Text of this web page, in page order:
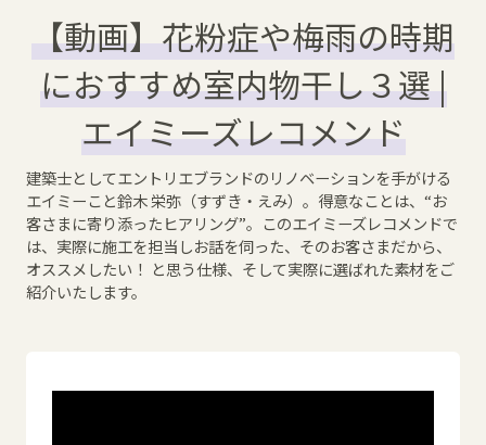
【動画】花粉症や梅雨の時期
におすすめ室内物干し３選 |
エイミーズレコメンド
建築士としてエントリエブランドのリノベーションを手がける
エイミーこと鈴木 栄弥（すずき・えみ）。得意なことは、“お
客さまに寄り添ったヒアリング”。このエイミーズレコメンドで
は、実際に施工を担当しお話を伺った、そのお客さまだから、
オススメしたい！ と思う仕様、そして実際に選ばれた素材をご
紹介いたします。